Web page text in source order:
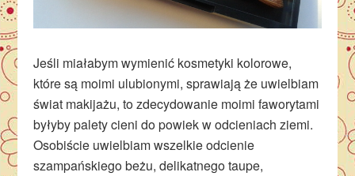
Jeśli miałabym wymienić kosmetyki kolorowe,
które są moimi ulubionymi, sprawiają że uwielbiam
świat makijażu, to zdecydowanie moimi faworytami
byłyby palety cieni do powiek w odcieniach ziemi.
Osobiście uwielbiam wszelkie odcienie
szampańskiego beżu, delikatnego taupe,